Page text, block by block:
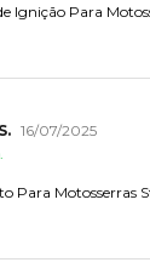
Ignição Para
16/07/2025
Para Motosserras